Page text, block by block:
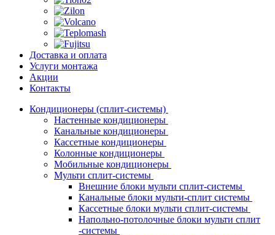
Доставка и оплата
Услуги монтажа
Акции
Контакты
Кондиционеры (сплит-системы)
Настенные кондиционеры
Канальные кондиционеры
Кассетные кондиционеры
Колонные кондиционеры
Мобильные кондиционеры
Мульти сплит-системы
Внешние блоки мульти сплит-системы
Канальные блоки мульти-сплит системы
Кассетные блоки мульти сплит-системы
Напольно-потолочные блоки мульти сплит
-системы